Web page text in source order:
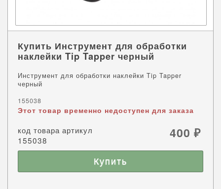
Купить Инструмент для обработки
наклейки Tip Tapper черный
Инструмент для обработки наклейки Tip Tapper
черный
155038
Этот товар временно недоступен для заказа
код товара артикул
155038
400 ₽